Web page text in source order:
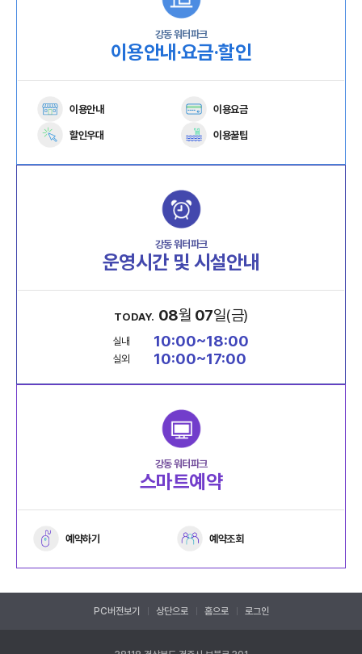
강동 워터파크
이용안내·요금·할인
이용안내 이용요금
할인우대 이용꿀팁
강동 워터파크
운영시간 및 시설안내
TODAY. 08월 07일(금)
실내 10:00~18:00
실외 10:00~17:00
강동 워터파크
스마트예약
예약하기 예약조회
PC버전보기 상단으로 홈으로 로그인